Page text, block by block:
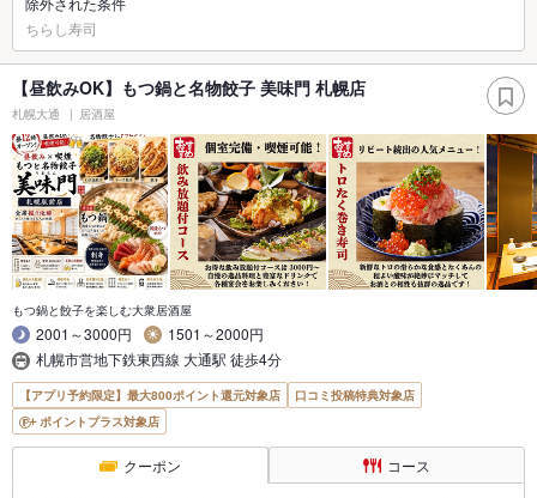
ちらし寿司
【昼飲みOK】もつ鍋と名物餃子 美味門 札幌店
札幌大通 居酒屋
もつ鍋と餃子を楽しむ大衆居酒屋
2001～3000円
1501～2000円
札幌市営地下鉄東西線 大通駅 徒歩4分
【アプリ予約限定】最大800ポイント還元対象店
口コミ投稿特典対象店
ポイントプラス対象店
クーポン コース